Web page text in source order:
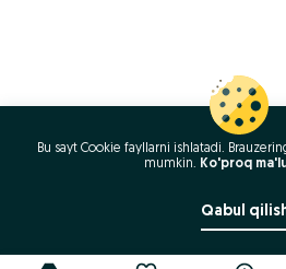
Bu sayt Cookie fayllarni ishlatadi.
mumkin. Ko'proq
Qabul